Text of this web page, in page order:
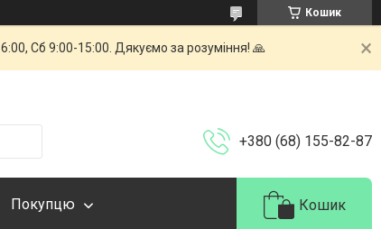
Кошик
Сб 9:00-15:00. Дякуємо за розуміння! 🙏
+380 (68) 155-82-87
Покупцю Кошик